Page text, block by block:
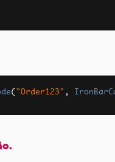
execução: Encerrado
( "Order123" ,